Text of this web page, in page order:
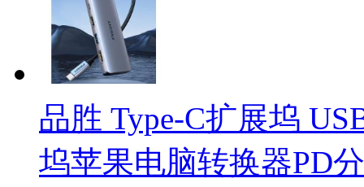
品胜 Type-C扩展坞
坞苹果电脑转换器PD